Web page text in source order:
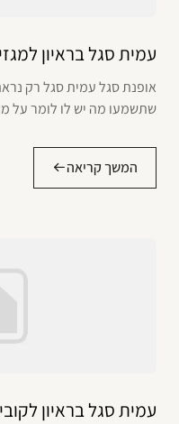
עמית סגל בראיון
אופנת סגל עמית סגל רק
שתשמעו מה יש לו לומר על
המשך קריאה
עמית סגל בראיון